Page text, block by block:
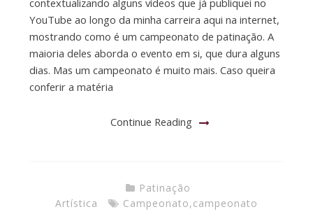
YouTube ao longo da minha carreira aqui na internet,
mostrando como é um campeonato de patinação. A
maioria deles aborda o evento em si, que dura alguns
dias. Mas um campeonato é muito mais. Caso queira
conferir a matéria
Continue Reading
Patinação
Artística
Campeonato,campeonato